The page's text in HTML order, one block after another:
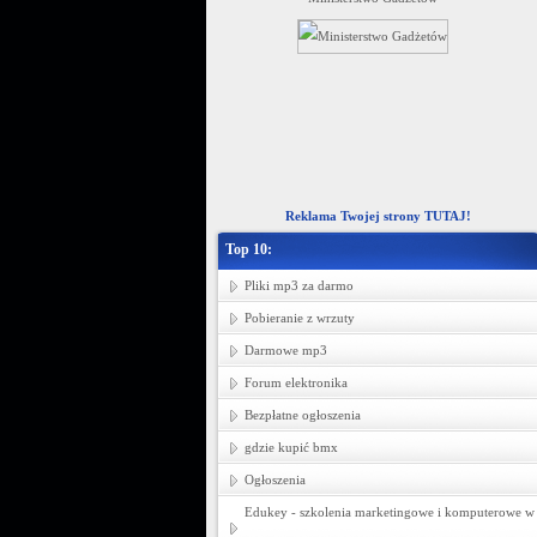
Reklama Twojej strony TUTAJ!
Top 10:
Pliki mp3 za darmo
Pobieranie z wrzuty
Darmowe mp3
Forum elektronika
Bezpłatne ogłoszenia
gdzie kupić bmx
Ogłoszenia
Edukey - szkolenia marketingowe i komputerowe w